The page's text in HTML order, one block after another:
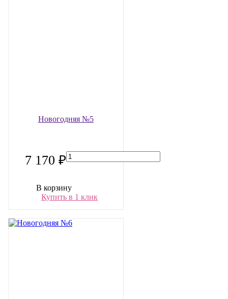
Новогодняя №5
7 170 ₽
В корзину
Купить в 1 клик